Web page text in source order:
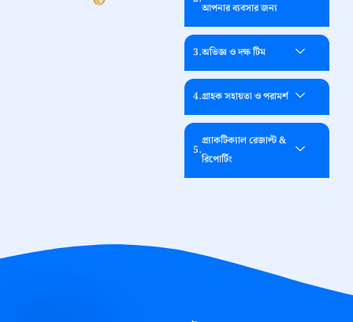
আপনার ব্যবসার জন্য
অভিজ্ঞ ও দক্ষ টিম
গ্রাহক সহায়তা ও পরামর্শ
প্র্যাকটিক্যাল রেজাল্ট &
রিপোর্টিং